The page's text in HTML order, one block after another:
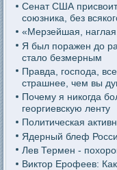
Сенат США присвоит
союзника, без
«Мерзейшая,
Я был поражен до
стало безмерным
Правда, господа,
страшнее, чем вы
Почему я никогда
георгиевскую ленту
Политическая
Ядерный блеф
Лев Термен -
Виктор Ерофеев: